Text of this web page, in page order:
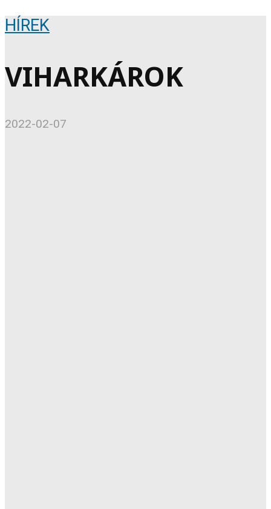
HÍREK
VIHARKÁROK
2022-02-07